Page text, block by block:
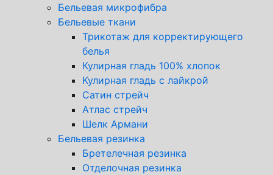
Бельевая микрофибра
Бельевые ткани
Трикотаж для корректирующего
белья
Кулирная гладь 100% хлопок
Кулирная гладь с лайкрой
Сатин стрейч
Атлас стрейч
Шелк Армани
Бельевая резинка
Бретелечная резинка
Отделочная резинка